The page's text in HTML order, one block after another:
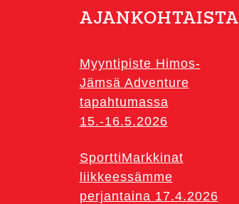
AJANKOHTAISTA
Myyntipiste Himos-
Jämsä Adventure
tapahtumassa
15.-16.5.2026
SporttiMarkkinat
liikkeessämme
perjantaina 17.4.2026